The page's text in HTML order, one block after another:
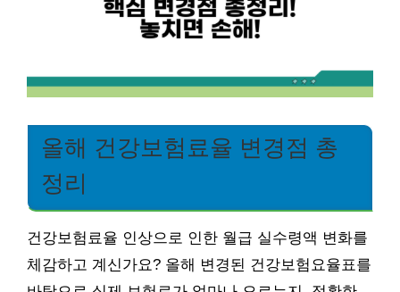
올해 건강보험료율 변경점 총
정리
건강보험료율 인상으로 인한 월급 실수령액 변화를
체감하고 계신가요? 올해 변경된 건강보험요율표를